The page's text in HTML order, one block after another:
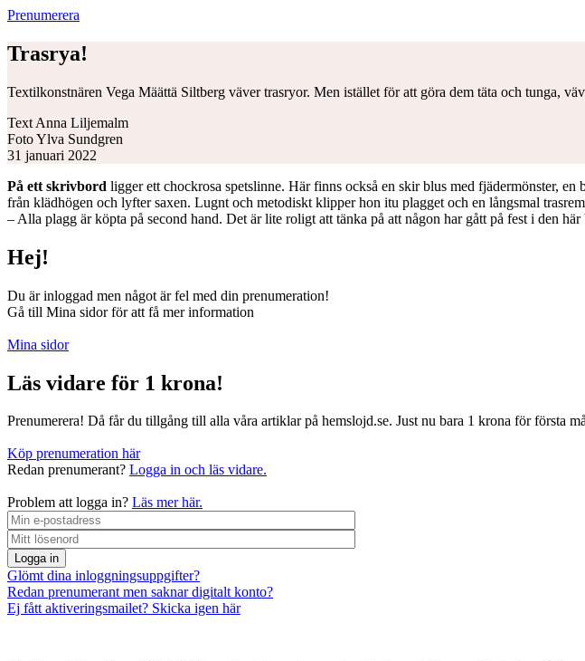
Prenumerera
Trasrya!
Textilkonstnären Vega Määttä Siltberg väver trasryor. Men istället för att göra dem täta och tunga,
Text Anna Liljemalm
FotoYlva Sundgren
31 januari 2022
På ett skrivbord ligger ett chockrosa spetslinne. Här finns också en skir blus med fjädermönster,
från klädhögen och lyfter saxen. Lugnt och metodiskt klipper hon itu plagget och en långsmal
– Alla plagg är köpta på second hand. Det är lite roligt att tänka på att någon har gått på fest i den
Hej!
Du är inloggad men något är fel med din prenumeration!
Gå till Mina sidor för att få mer information
Mina sidor
Läs vidare för 1 krona!
Prenumerera! Då får du tillgång till alla våra artiklar på hemslojd.se. Just nu bara 1 krona för första
Köp prenumeration här
Redan prenumerant? Logga in och läs vidare.
Problem att logga in? Läs mer här.
Logga in
Glömt dina inloggningsuppgifter?
Redan prenumerant men saknar digitalt konto?
Ej fått aktiveringsmailet? Skicka igen här